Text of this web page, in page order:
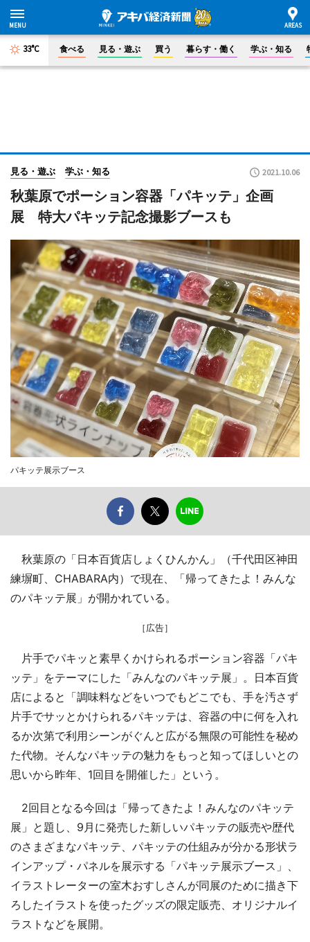
33°C 食べる 見る・遊ぶ 買う 暮らす・働く 学ぶ・知る
見る・遊ぶ 学ぶ・知る 2021.10.06
秋葉原でポーション容器「パキッテ」企画
展 特大パキッテ記念撮影ブースも
パキッテ展示ブース
秋葉原の「日本百貨店しょくひんかん」（千代田区神田
練塀町、CHABARA内）で現在、「帰ってきたよ！みんな
のパキッテ展」が開かれている。
［広告］
片手でパキッと素早くかけられるポーション容器「パキ
ッテ」をテーマにした「みんなのパキッテ展」。日本百貨
店によると「調味料などをいつでもどこでも、手を汚さず
片手でサッとかけられるパキッテは、容器の中に何を入れ
るか次第で利用シーンがぐんと広がる無限の可能性を秘め
た代物。そんなパキッテの魅力をもっと知ってほしいとの
思いから昨年、1回目を開催した」という。
2回目となる今回は「帰ってきたよ！みんなのパキッテ
展」と題し、9月に発売した新しいパキッテの販売や歴代
のさまざまなパキッテ、パキッテの仕組みが分かる形状ラ
インアップ・パネルを展示する「パキッテ展示ブース」、
イラストレーターの室木おすしさんが同展のために描き下
ろしたイラストを使ったグッズの限定販売、オリジナルイ
ラストなどを展開。